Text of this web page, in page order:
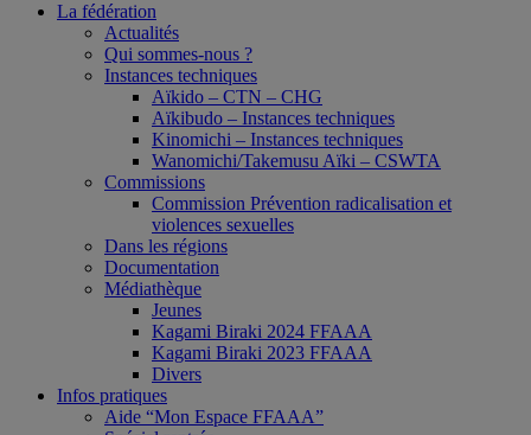
La fédération
Actualités
Qui sommes-nous ?
Instances techniques
Aïkido – CTN – CHG
Aïkibudo – Instances techniques
Kinomichi – Instances techniques
Wanomichi/Takemusu Aïki – CSWTA
Commissions
Commission Prévention radicalisation et
violences sexuelles
Dans les régions
Documentation
Médiathèque
Jeunes
Kagami Biraki 2024 FFAAA
Kagami Biraki 2023 FFAAA
Divers
Infos pratiques
Aide “Mon Espace FFAAA”